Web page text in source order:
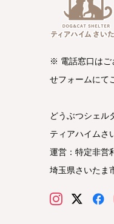
※ 電話窓口はご
せフォームにて
どうぶつシェル
ティアハイムさ
運営：特定非営
埼玉県さいたま